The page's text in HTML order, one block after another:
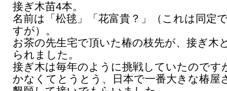
接ぎ木苗4本。
名前は「松毬」「花富貴？」（これは同定
すが）。
お茶の先生宅で頂いた椿の枝先が、接ぎ木
られました。
接ぎ木は毎年のように挑戦していたのです
かなくてとうとう、日本で一番大きな椿屋